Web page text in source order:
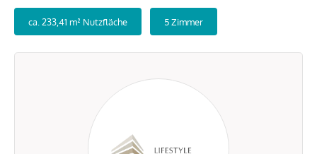
ca. 233,41 m² Nutzfläche 5 Zimmer